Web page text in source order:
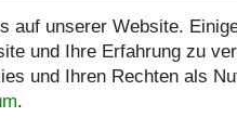
auf unserer Website.
und Ihre Erfahrung zu
und Ihren Rechten als
.